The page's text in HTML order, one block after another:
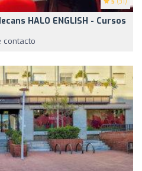
HALO ENGLISH - Cursos
contacto